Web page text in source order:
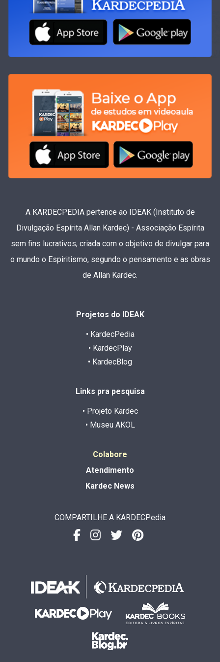
A KARDECPEDIA pertence ao IDEAK (Instituto de
Divulgação Espírita Allan Kardec) - Associação Espírita
sem fins lucrativos, criada com o objetivo de divulgar para
o mundo o Espiritismo, segundo o pensamento e as obras
de Allan Kardec.
Projetos do IDEAK
• KardecPedia
• KardecPlay
• KardecBlog
Links pra pesquisa
• Projeto Kardec
• Museu AKOL
Colabore
Atendimento
Kardec News
COMPARTILHE A KARDECPedia